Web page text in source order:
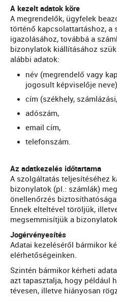
A kezelt adatok köre
A megrendelők, ügyfelek
történő kapcsolattartáshoz, a
igazolásához, továbbá a
bizonylatok kiállításához
alábbi adatok:
név (megrendelő vagy
jogosult képviselője
cím (székhely,
adószám,
email cím,
telefonszám.
Az adatkezelés időtartama
A szolgáltatás teljesítéséhez
bizonylatok (pl.: számlák)
önellenőrzés
Ennek elteltével töröljük,
megsemmisítjük a
Jogérvényesítés
Adatai kezeléséről bármikor
elérhetőségeinken.
Szintén bármikor kérheti
azt tapasztalja, hogy például
tévesen, illetve hiányosan